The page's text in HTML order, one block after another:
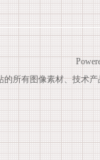
的所有图像素材、技术